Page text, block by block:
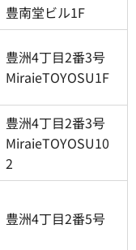
豊南堂ビル1F
豊洲4丁目2番3号
MiraieTOYOSU1F
豊洲4丁目2番3号
MiraieTOYOSU10
2
豊洲4丁目2番5号